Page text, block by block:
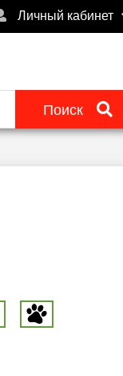
Личный кабинет
Поиск